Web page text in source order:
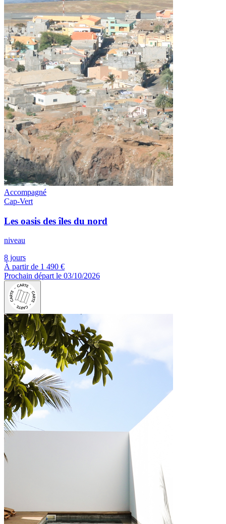
Accompagné
Cap-Vert
Les oasis des îles du nord
niveau
8 jours
À partir de 1 490 €
Prochain départ le 03/10/2026